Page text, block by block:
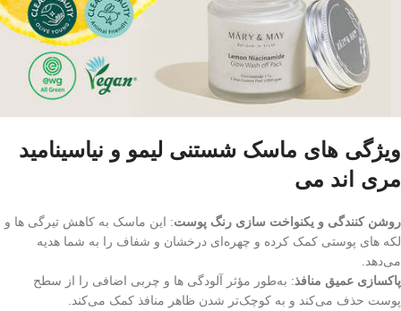
ویژگی های ماسک شستنی لیمو و نیاسینامید
مری اند می
روشن‌ کنندگی و یکنواخت‌ سازی رنگ پوست: این ماسک به کاهش تیرگی‌ ها و
لکه‌ های پوستی کمک کرده و چهره‌ای درخشان و شفاف را به شما هدیه
می‌دهد.
پاکسازی عمیق منافذ: به‌طور مؤثر آلودگی‌ ها و چربی اضافی را از سطح
پوست حذف می‌کند و به کوچک‌تر شدن ظاهر منافذ کمک می‌کند.